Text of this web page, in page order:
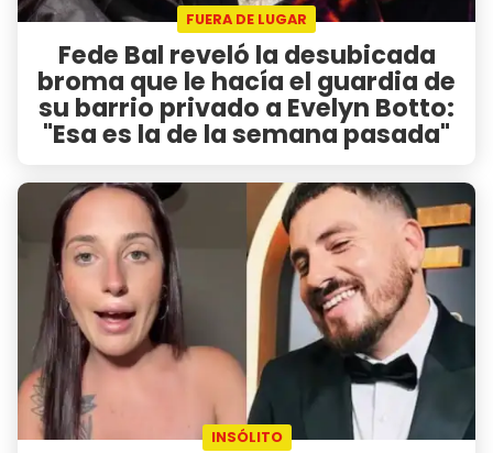
FUERA DE LUGAR
Fede Bal reveló la desubicada
broma que le hacía el guardia de
su barrio privado a Evelyn Botto:
"Esa es la de la semana pasada"
INSÓLITO